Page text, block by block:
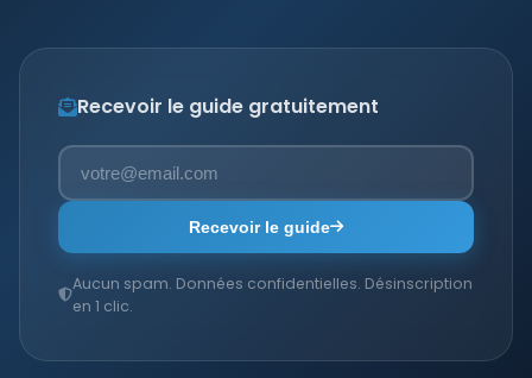
Recevoir le guide gratuitement
Recevoir le guide
Aucun spam. Données confidentielles. Désinscription
en 1 clic.